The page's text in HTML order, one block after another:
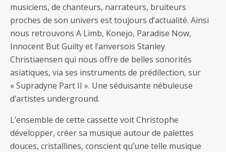
musiciens, de chanteurs, narrateurs, bruiteurs
proches de son univers est toujours d’actualité. Ainsi
nous retrouvons A Limb, Konejo, Paradise Now,
Innocent But Guilty et l’anversois Stanley
Christiaensen qui nous offre de belles sonorités
asiatiques, via ses instruments de prédilection, sur
« Supradyne Part II ». Une séduisante nébuleuse
d’artistes underground.
L’ensemble de cette cassette voit Christophe
développer, créer sa musique autour de palettes
douces, cristallines, conscient qu’une telle musique